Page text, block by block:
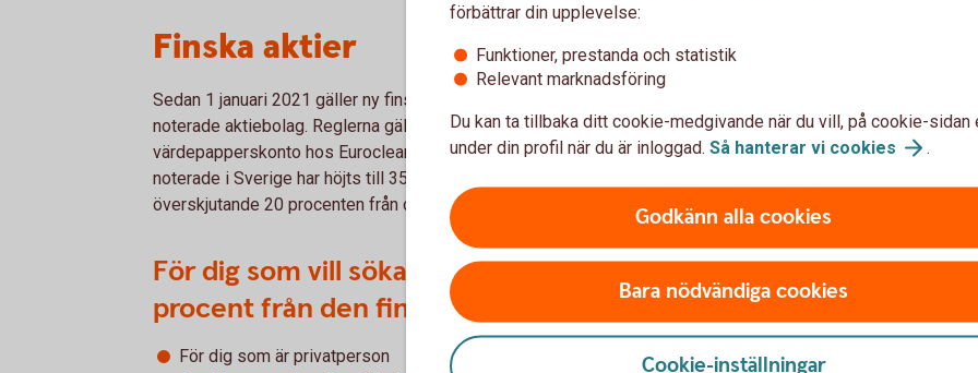
Finska aktier
Sedan 1 januari 2021 gäller ny finsk lagstiftning för beskattning av utdelningar i finska,
noterade aktiebolag. Reglerna gäller för aktier som förvaras på depå hos en bank eller på
värdepapperskonto hos Euroclear Sweden. Skatten på utdelningar från finska bolag
noterade i Sverige har höjts till 35 procent, men du kan själv begära tillbaka de
överskjutande 20 procenten från den finska skattemyndigheten.
För dig som vill söka tillbaka din överskjutande skatt på 20
procent från den finska skattemyndigheten:
För dig som är privatperson
förbättrar din upplevelse:
Funktioner, prestanda och statistik
Relevant marknadsföring
Du kan ta tillbaka ditt cookie-medgivande när du vill, på cookie-sidan
under din profil när du är inloggad. Så hanterar vi cookies .
Godkänn alla cookies
Bara nödvändiga cookies
Cookie-inställningar